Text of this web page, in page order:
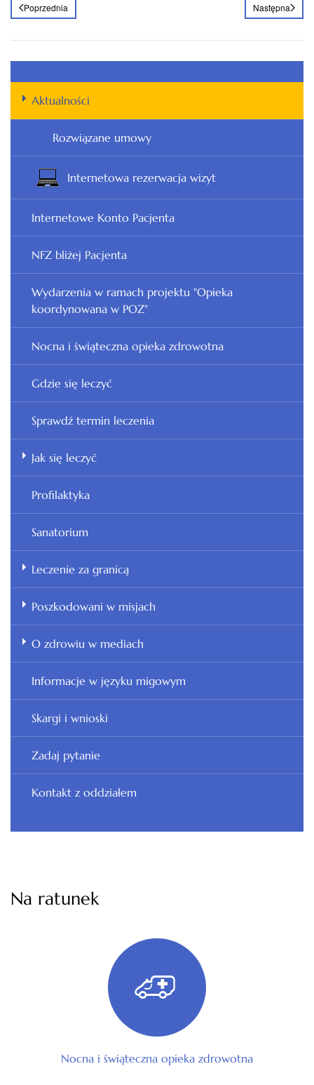
Poprzednia Następna
Aktualności
Rozwiązane umowy
Internetowa rezerwacja wizyt
Internetowe Konto Pacjenta
NFZ bliżej Pacjenta
Wydarzenia w ramach projektu "Opieka
koordynowana w POZ"
Nocna i świąteczna opieka zdrowotna
Gdzie się leczyć
Sprawdź termin leczenia
Jak się leczyć
Profilaktyka
Sanatorium
Leczenie za granicą
Poszkodowani w misjach
O zdrowiu w mediach
Informacje w języku migowym
Skargi i wnioski
Zadaj pytanie
Kontakt z oddziałem
Na ratunek
Nocna i świąteczna opieka zdrowotna